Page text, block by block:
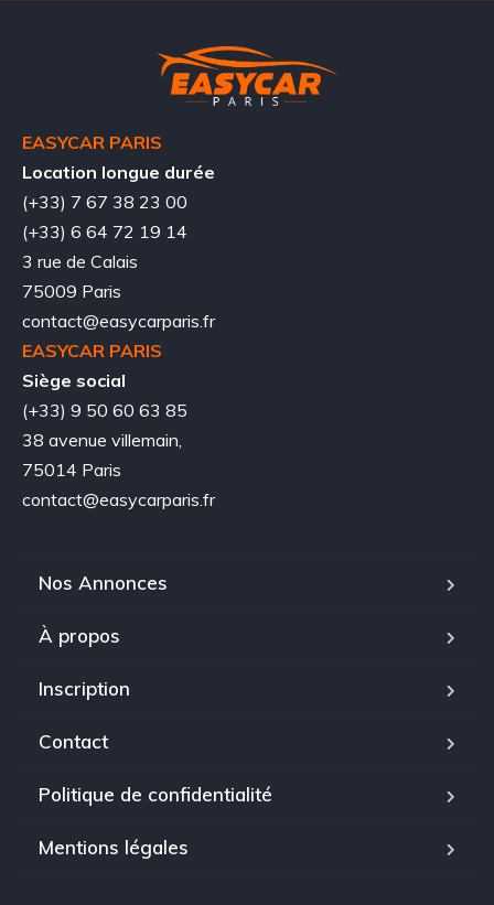
EASYCAR PARIS
Location longue durée
(+33) 7 67 38 23 00
(+33) 6 64 72 19 14
3 rue de Calais
75009 Paris
contact@easycarparis.fr
EASYCAR PARIS
Siège social
(+33) 9 50 60 63 85
38 avenue villemain,
75014 Paris
contact@easycarparis.fr
Nos Annonces
À propos
Inscription
Contact
Politique de confidentialité
Mentions légales